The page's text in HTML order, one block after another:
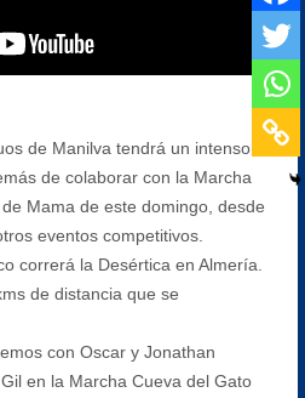
de Manilva tendrá un intenso
de colaborar con la Marcha
Mama de este domingo, desde
eventos competitivos.
correrá la Desértica en Almería.
de distancia que se
con Oscar y Jonathan
en la Marcha Cueva del Gato